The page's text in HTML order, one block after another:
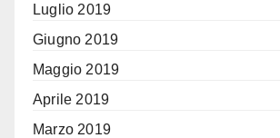
Luglio 2019
Giugno 2019
Maggio 2019
Aprile 2019
Marzo 2019